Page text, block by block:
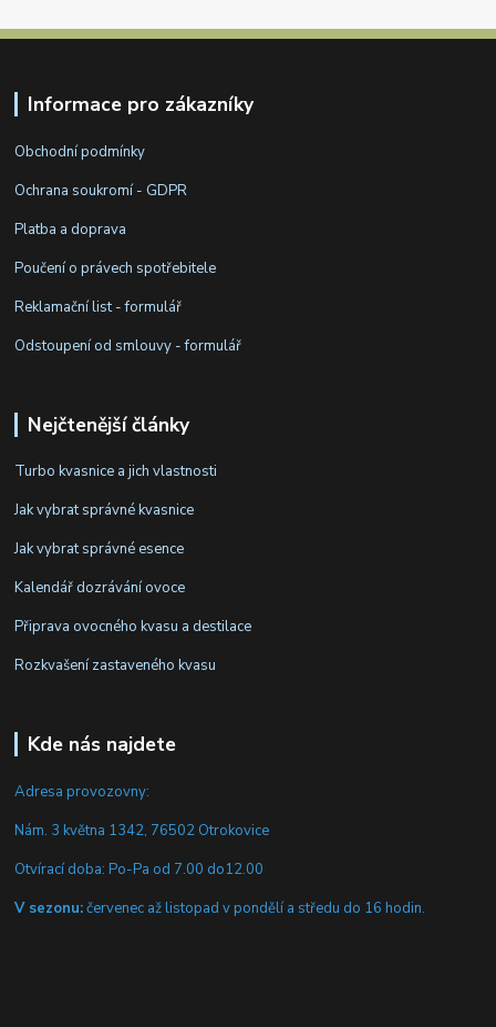
Informace pro zákazníky
Obchodní podmínky
Ochrana soukromí - GDPR
Platba a doprava
Poučení o právech spotřebitele
Reklamační list - formulář
Odstoupení od smlouvy - formulář
Nejčtenější články
Turbo kvasnice a jich vlastnosti
Jak vybrat správné kvasnice
Jak vybrat správné esence
Kalendář dozrávání ovoce
Připrava ovocného kvasu a destilace
Rozkvašení zastaveného kvasu
Kde nás najdete
Adresa provozovny:
Nám. 3 května 1342, 76502 Otrokovice
Otvírací doba: Po-Pa od 7.00 do12.00
V sezonu:červenec až listopad v pondělí a středu do 16 hodin.